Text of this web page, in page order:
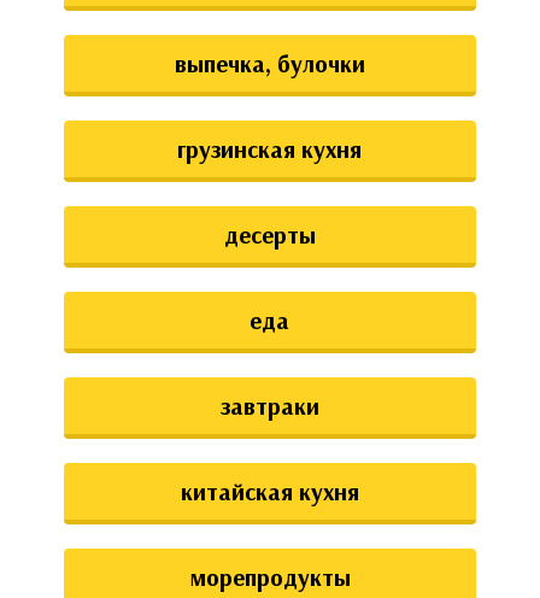
выпечка, булочки
грузинская кухня
десерты
еда
завтраки
китайская кухня
морепродукты